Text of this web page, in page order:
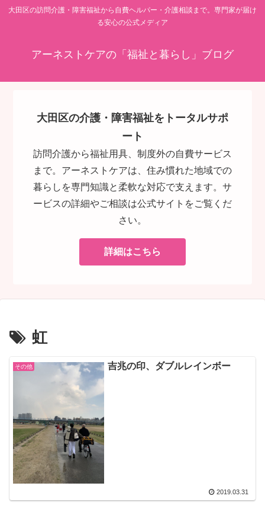
大田区の訪問介護・障害福祉から自費ヘルパー・介護相談まで。専門家が届け
る安心の公式メディア
アーネストケアの「福祉と暮らし」ブログ
大田区の介護・障害福祉をトータルサポ
ート
訪問介護から福祉用具、制度外の自費サービス
まで。アーネストケアは、住み慣れた地域での
暮らしを専門知識と柔軟な対応で支えます。サ
ービスの詳細やご相談は公式サイトをご覧くだ
さい。
詳細はこちら
虹
その他 吉兆の印、ダブルレインボー
2019.03.31